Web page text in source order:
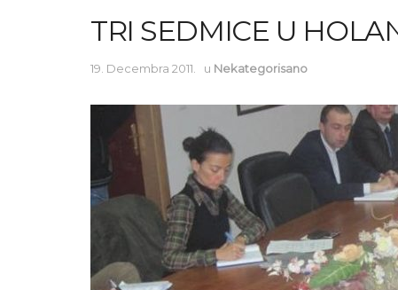
TRI SEDMICE U
19. Decembra 2011. u Nekategorisano